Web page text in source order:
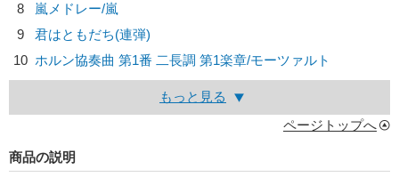
8
嵐メドレー/嵐
9
君はともだち(連弾)
10 ホルン協奏曲 第1番 二長調 第1楽章/モーツァルト
もっと見る
ページトップへ
商品の説明